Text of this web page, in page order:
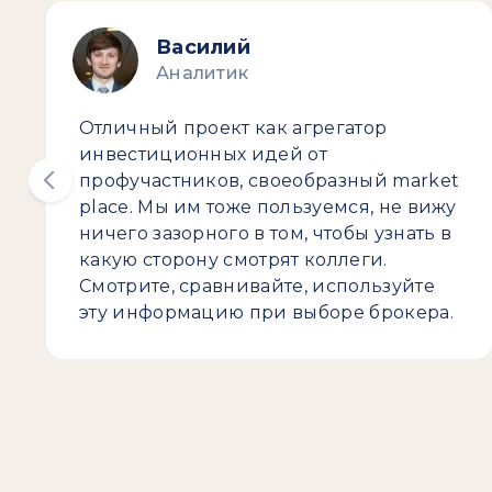
Василий
Аналитик
Отличный проект как агрегатор
инвестиционных идей от
профучастников, своеобразный market
place. Мы им тоже пользуемся, не вижу
ничего зазорного в том, чтобы узнать в
какую сторону смотрят коллеги.
Смотрите, сравнивайте, используйте
эту информацию при выборе брокера.